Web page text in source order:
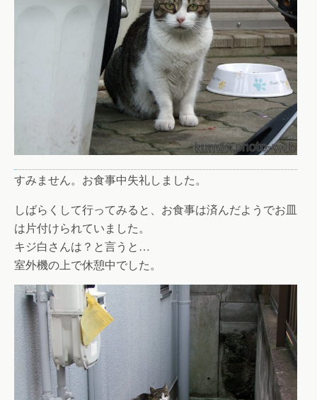
すみません。お食事中失礼しました。
しばらくして行ってみると、お食事は済んだようでお皿
は片付けられていました。
キジ白さんは？と言うと…
室外機の上で休憩中でした。